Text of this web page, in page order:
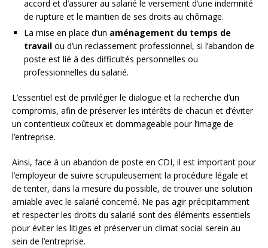
accord et d’assurer au salarié le versement d’une indemnité
de rupture et le maintien de ses droits au chômage.
La mise en place d’un aménagement du temps de
travail ou d’un reclassement professionnel, si l’abandon de
poste est lié à des difficultés personnelles ou
professionnelles du salarié.
L’essentiel est de privilégier le dialogue et la recherche d’un
compromis, afin de préserver les intérêts de chacun et d’éviter
un contentieux coûteux et dommageable pour l’image de
l’entreprise.
Ainsi, face à un abandon de poste en CDI, il est important pour
l’employeur de suivre scrupuleusement la procédure légale et
de tenter, dans la mesure du possible, de trouver une solution
amiable avec le salarié concerné. Ne pas agir précipitamment
et respecter les droits du salarié sont des éléments essentiels
pour éviter les litiges et préserver un climat social serein au
sein de l’entreprise.